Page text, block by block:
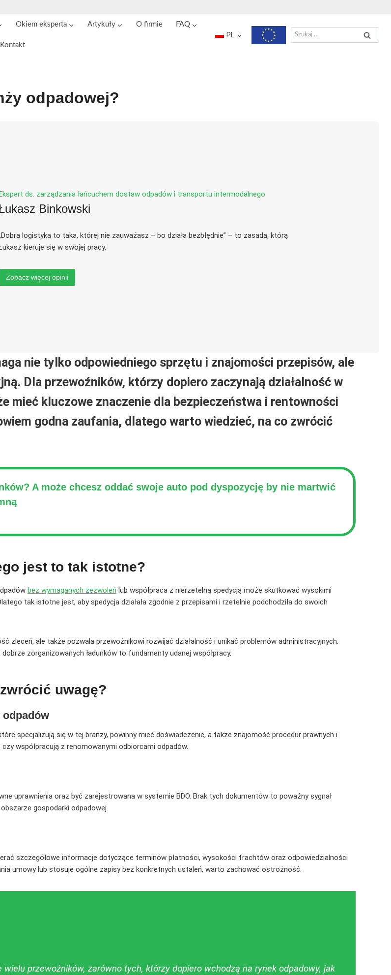
Okiem eksperta Artykuły O firmie FAQ
Kontakt
PL Szukaj:
odpadowej?
ds. zarządzania łańcuchem dostaw odpadów i transportu intermodalnego
Binkowski
logistyka to taka, której nie zauważasz – bo działa bezbłędnie” – to zasada, którą
kieruje się w swojej pracy.
Zobacz więcej opinii
nie tylko odpowiedniego sprzętu i znajomości przepisów, ale
Dla przewoźników, którzy dopiero zaczynają działalność w
mieć kluczowe znaczenie dla bezpieczeństwa i rentowności
godna zaufania, dlatego warto wiedzieć, na co zwrócić
A może chcesz oddać swoje auto pod dyspozycję by nie martwić
jest to tak istotne?
bez wymaganych zezwoleń lub współpraca z nierzetelną spedycją może skutkować wysokimi
tak istotne jest, aby spedycja działała zgodnie z przepisami i rzetelnie podchodziła do swoich
zleceń, ale także pozwala przewoźnikowi rozwijać działalność i unikać problemów administracyjnych.
zorganizowanych ładunków to fundamenty udanej współpracy.
uwagę?
specjalizują się w tej branży, powinny mieć doświadczenie, a także znajomość procedur prawnych i
współpracują z renomowanymi odbiorcami odpadów.
uprawnienia oraz być zarejestrowana w systemie BDO. Brak tych dokumentów to poważny sygnał
gospodarki odpadowej.
szczegółowe informacje dotyczące terminów płatności, wysokości frachtów oraz odpowiedzialności
umowy lub stosuje ogólne zapisy bez konkretnych ustaleń, warto zachować ostrożność.
przewoźników, zarówno tych, którzy dopiero wchodzą na rynek odpadowy, jak